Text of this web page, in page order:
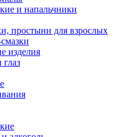
и напальчники
простыни для взрослых
изделия